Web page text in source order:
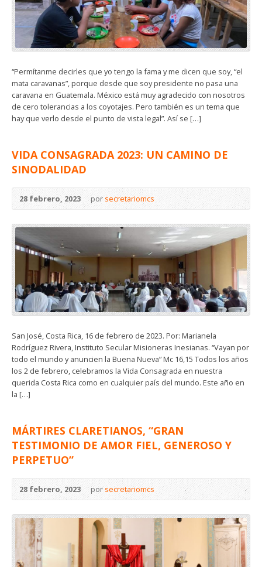
“Permítanme decirles que yo tengo la fama y me dicen que soy, “el
mata caravanas”, porque desde que soy presidente no pasa una
caravana en Guatemala. México está muy agradecido con nosotros
de cero tolerancias a los coyotajes. Pero también es un tema que
hay que verlo desde el punto de vista legal”. Así se […]
VIDA CONSAGRADA 2023: UN CAMINO DE
SINODALIDAD
28 febrero, 2023 porsecretariomcs
San José, Costa Rica, 16 de febrero de 2023. Por: Marianela
Rodríguez Rivera, Instituto Secular Misioneras Inesianas. “Vayan por
todo el mundo y anuncien la Buena Nueva” Mc 16,15 Todos los años
los 2 de febrero, celebramos la Vida Consagrada en nuestra
querida Costa Rica como en cualquier país del mundo. Este año en
la […]
MÁRTIRES CLARETIANOS, “GRAN
TESTIMONIO DE AMOR FIEL, GENEROSO Y
PERPETUO”
28 febrero, 2023 porsecretariomcs